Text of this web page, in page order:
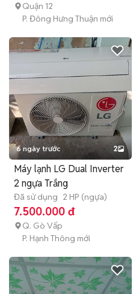
Quận 12
P. Đông Hưng Thuận mới
6 ngày trước 2
Máy lạnh LG Dual Inverter
2 ngựa Trắng
Đã sử dụng 2 HP (ngựa)
7.500.000 đ
Q. Gò Vấp
P. Hạnh Thông mới